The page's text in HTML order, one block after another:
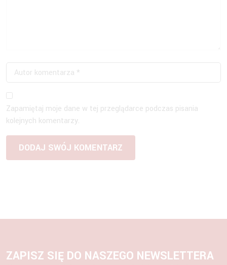
Zapamiętaj moje dane w tej przeglądarce podczas pisania
kolejnych komentarzy.
ZAPISZ SIĘ DO NASZEGO NEWSLETTERA